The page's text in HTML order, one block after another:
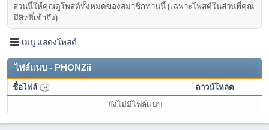
ส่วนนี้ให้คุณดูโพสต์ทั้งหมดของสมาชิกท่านนี้ (เฉพาะโพสต์ในส่วนที่คุณ
มีสิทธิ์เข้าถึง)
เมนู แสดงโพสต์
ไฟล์แนบ - PHONZii
ชื่อไฟล์
ดาวน์โหลด
ยังไม่มีไฟล์แนบ